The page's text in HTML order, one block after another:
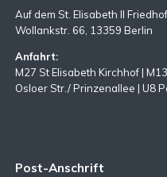
Auf dem St. Elisabeth II Friedhof
Wollankstr. 66, 13359 Berlin
Anfahrt:
M27 St Elisabeth Kirchhof |
Osloer Str./ Prinzenallee | U8
Post-Anschrift